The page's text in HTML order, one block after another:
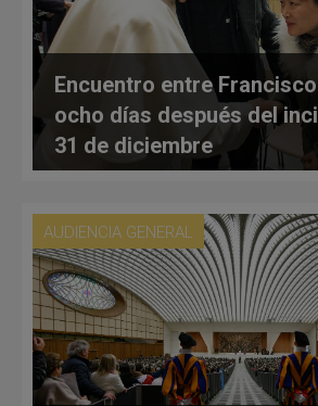
Encuentro entre
ocho días después del
31 de diciembre
AUDIENCIA GENERAL